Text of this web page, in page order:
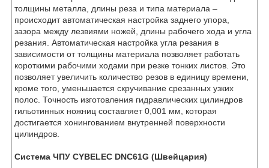
толщины металла, длины реза и типа материала –
происходит автоматическая настройка заднего упора,
зазора между лезвиями ножей, длины рабочего хода и угла
резания. Автоматическая настройка угла резания в
зависимости от толщины материала позволяет работать
короткими рабочими ходами при резке тонких листов. Это
позволяет увеличить количество резов в единицу времени,
кроме того, уменьшается скручивание срезанных узких
полос. Точность изготовления гидравлических цилиндров
гильотинных ножниц составляет 0,001 мм, которая
достигается хонингованием внутренней поверхности
цилиндров.
Система ЧПУ CYBELEC DNC61G (Швейцария)